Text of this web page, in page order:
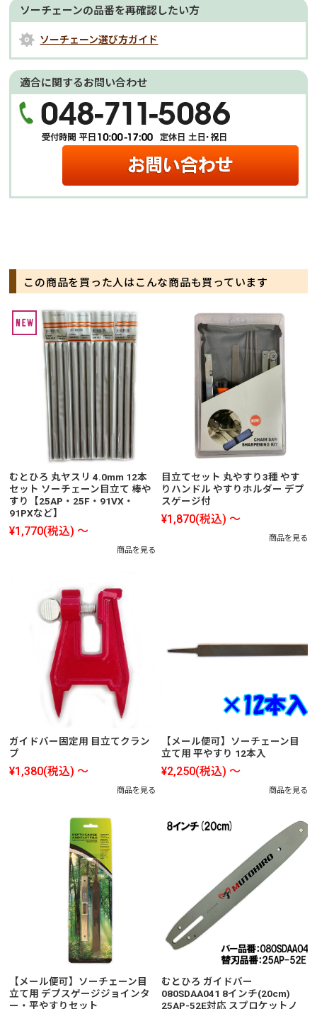
ソーチェーンの品番を再確認したい方
ソーチェーン選び方ガイド
適合に関するお問い合わせ
この商品を買った人はこんな商品も買っています
むとひろ 丸ヤスリ 4.0mm 12本
セット ソーチェーン目立て 棒や
すり【25AP・25F・91VX・
91PXなど】
¥1,770(税込) ～
商品を見る
目立てセット 丸やすり3種 やす
りハンドル やすりホルダー デプ
スゲージ付
¥1,870(税込) ～
商品を見る
ガイドバー固定用 目立てクラン
プ
¥1,380(税込) ～
商品を見る
【メール便可】ソーチェーン目
立て用 平やすり 12本入
¥2,250(税込) ～
商品を見る
【メール便可】ソーチェーン目
立て用 デプスゲージジョインタ
ー・平やすりセット
むとひろ ガイドバー
080SDAA041 8インチ(20cm)
25AP-52E対応 スプロケットノ